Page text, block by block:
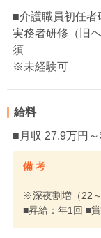
■介護職員初任者
実務者研修（旧
須
※未経験可
給料
■月収 27.9万円
備 考
※深夜割増（22～
■昇給：年1回 ■